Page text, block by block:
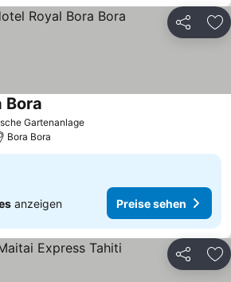
Teilen
GartenanlagePreise sehen
Bora
Bora Bora
anzeigen Preise sehen
Teilen